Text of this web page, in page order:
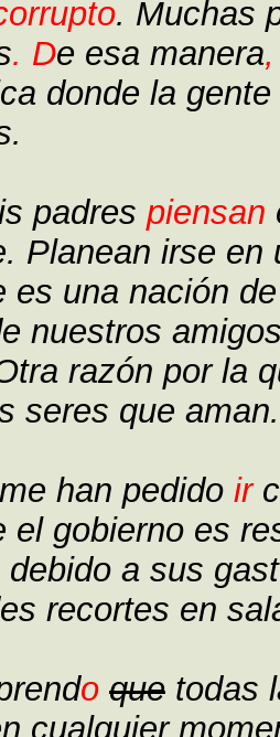
. Muchas
. De esa manera,
donde la
padres piensan
Planean irse
es una nación
nuestros
razón por la
seres que aman.
han pedido ir
el gobierno es
a sus
recortes en
o que todas
cualquier